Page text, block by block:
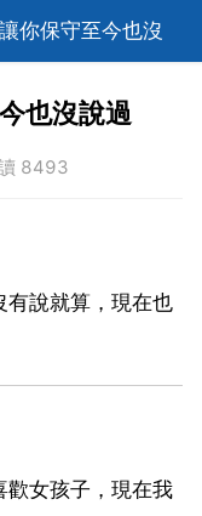
你保守至今也沒
也沒說過
8493
有說就算，現在也
歡女孩子，現在我